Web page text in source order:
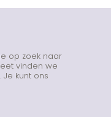
op zoek naar
vinden we
kunt ons